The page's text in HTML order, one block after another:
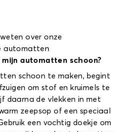
over onze
automatten
mijn automatten schoon?
schoon te maken, begint
om stof en kruimels te
daarna de vlekken in met
zeepsop of een speciaal
een vochtig doekje om